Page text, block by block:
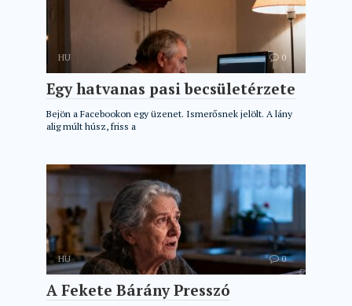
HU 0
Egy hatvanas pasi becsületérzete
Bejön a Facebookon egy üzenet. Ismerősnek jelölt. A lány
alig múlt húsz, friss a
HU 0
A Fekete Bárány Presszó